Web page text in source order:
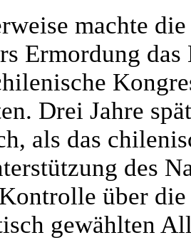
machte
Ermordung
Drei Jahre
als das
des
über
gewählten